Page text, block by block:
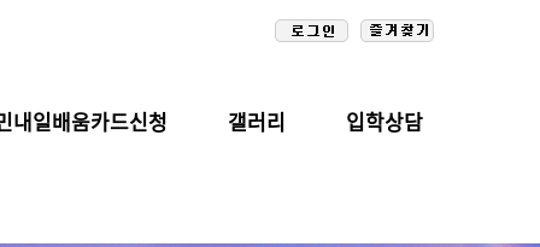
내일배움카드신청 갤러리 입학상담